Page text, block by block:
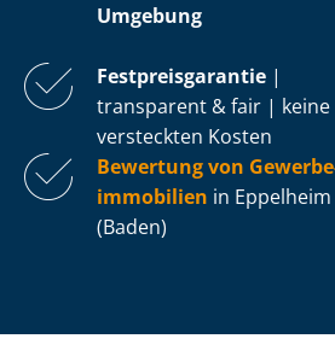
Umgebung
Fest­preis­ga­ran­tie |
transparent & fair | keine
versteckten Kosten
Bewertung von
im­mo­bi­li­en in Eppelheim
(Baden)